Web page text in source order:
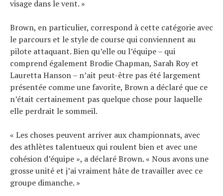
visage dans le vent. »
Brown, en particulier, correspond à cette catégorie avec
le parcours et le style de course qui conviennent au
pilote attaquant. Bien qu’elle ou l’équipe – qui
comprend également Brodie Chapman, Sarah Roy et
Lauretta Hanson – n’ait peut-être pas été largement
présentée comme une favorite, Brown a déclaré que ce
n’était certainement pas quelque chose pour laquelle
elle perdrait le sommeil.
« Les choses peuvent arriver aux championnats, avec
des athlètes talentueux qui roulent bien et avec une
cohésion d’équipe », a déclaré Brown. « Nous avons une
grosse unité et j’ai vraiment hâte de travailler avec ce
groupe dimanche. »